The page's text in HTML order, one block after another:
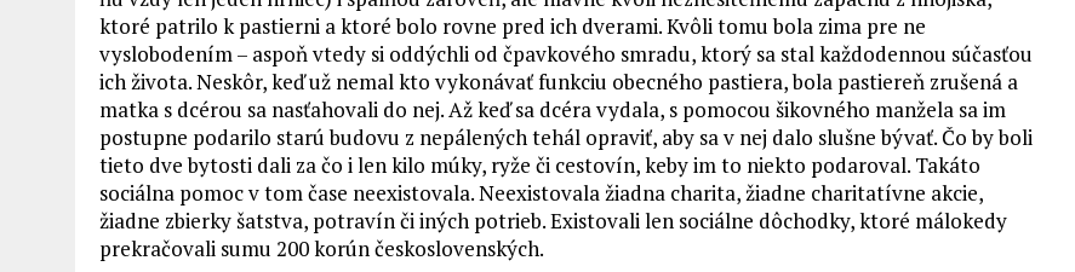
ktoré patrilo k pastierni a ktoré bolo rovne pred ich dverami. Kvôli tomu bola zima pre ne
vyslobodením – aspoň vtedy si oddýchli od čpavkového smradu, ktorý sa stal každodennou súčasťou
ich života. Neskôr, keď už nemal kto vykonávať funkciu obecného pastiera, bola pastiereň zrušená a
matka s dcérou sa nasťahovali do nej. Až keď sa dcéra vydala, s pomocou šikovného manžela sa im
postupne podarilo starú budovu z nepálených tehál opraviť, aby sa v nej dalo slušne bývať. Čo by boli
tieto dve bytosti dali za čo i len kilo múky, ryže či cestovín, keby im to niekto podaroval. Takáto
sociálna pomoc v tom čase neexistovala. Neexistovala žiadna charita, žiadne charitatívne akcie,
žiadne zbierky šatstva, potravín či iných potrieb. Existovali len sociálne dôchodky, ktoré málokedy
prekračovali sumu 200 korún československých.